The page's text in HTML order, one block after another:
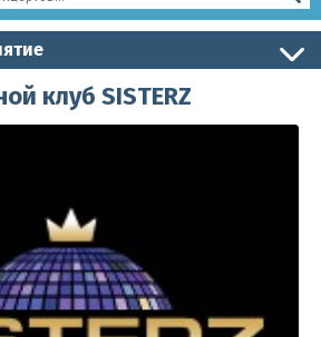
клуб SISTERZ